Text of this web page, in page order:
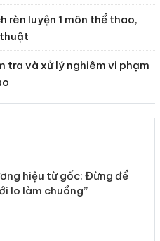
rèn luyện 1 môn thể thao,
thuật
tra và xử lý nghiêm vi phạm
hiệu từ gốc: Đừng để
lo làm chuồng”